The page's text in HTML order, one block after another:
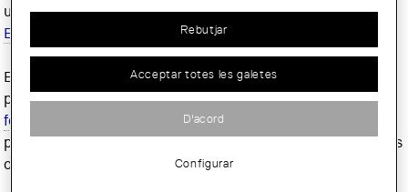
usuaris amb altres vinculacions amb el COAC.Vegeu els
Estatuts
Els arquitectes del COAC poden autoritzar a altres
persones a usar la biblioteca en nom seu (utilitzeu aquest
formulari
). La resta d’usuaris tenen accés restringit. Cal
posar-se en contacte amb cadabibliotecaper saber-ne les
condicions.
Rebutjar
Acceptar totes les galetes
D'acord
Configurar